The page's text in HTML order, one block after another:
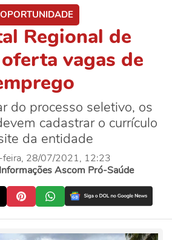
OPORTUNIDADE
Regional de
vagas de
do processo seletivo, os
cadastrar o currículo
da entidade
feira, 28/07/2021, 12:23
Ascom Pró-Saúde